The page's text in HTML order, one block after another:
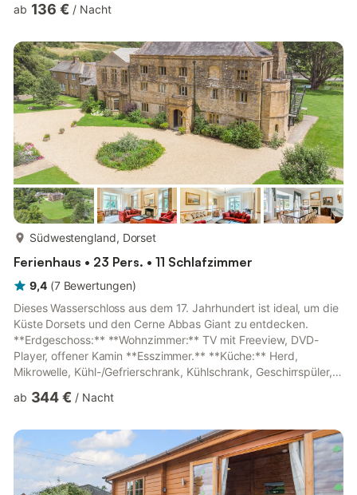
und Geschirrspüler. **Hauswirtschaftsraum:** mit
**Erster Stock:** **Schlafzimmer 1:** Kingsize-Bett (1,52 m)
mit **eigenem Bad:** Badewanne, Bidet, WC. **Schlafzimmer
2:** Einzelbett (0,91 m) mit **eigenem...
ab 136 € / Nacht
Südwestengland, Dorset
Ferienhaus • 23 Pers. • 11 Schlafzimmer
9,4 (7 Bewertungen)
Dieses Wasserschloss aus dem 17. Jahrhundert ist ideal, um die
Küste Dorsets und den Cerne Abbas Giant zu entdecken.
**Erdgeschoss:** **Wohnzimmer:** TV mit Freeview, DVD-
Player, offener Kamin **Esszimmer.** **Küche:** Herd,
Mikrowelle, Kühl-/Gefrierschrank, Kühlschrank, Geschirrspüler,
**Schlafzimmer 1:** Super-Kingsize-Bett (180 cm) **Ensuite:**
(180 cm) **Ensuite:** Bad mit Dusche, WC **Schlafzimmer 3:**
Super-Kingsize-Bett (180 cm) **Ensuite:** Duschkabine, WC
**Schlafzimmer 4:** 2 Ei...
ab 344 € / Nacht